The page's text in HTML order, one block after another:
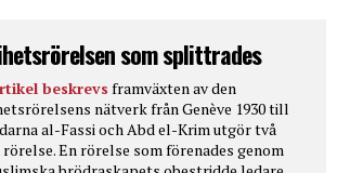
som splittrades
beskrevs framväxten av den
nätverk från Genève 1930 till
al-Fassi och Abd el-Krim utgör två
En rörelse som förenades genom